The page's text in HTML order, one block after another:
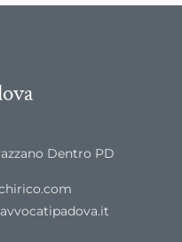
Dentro PD